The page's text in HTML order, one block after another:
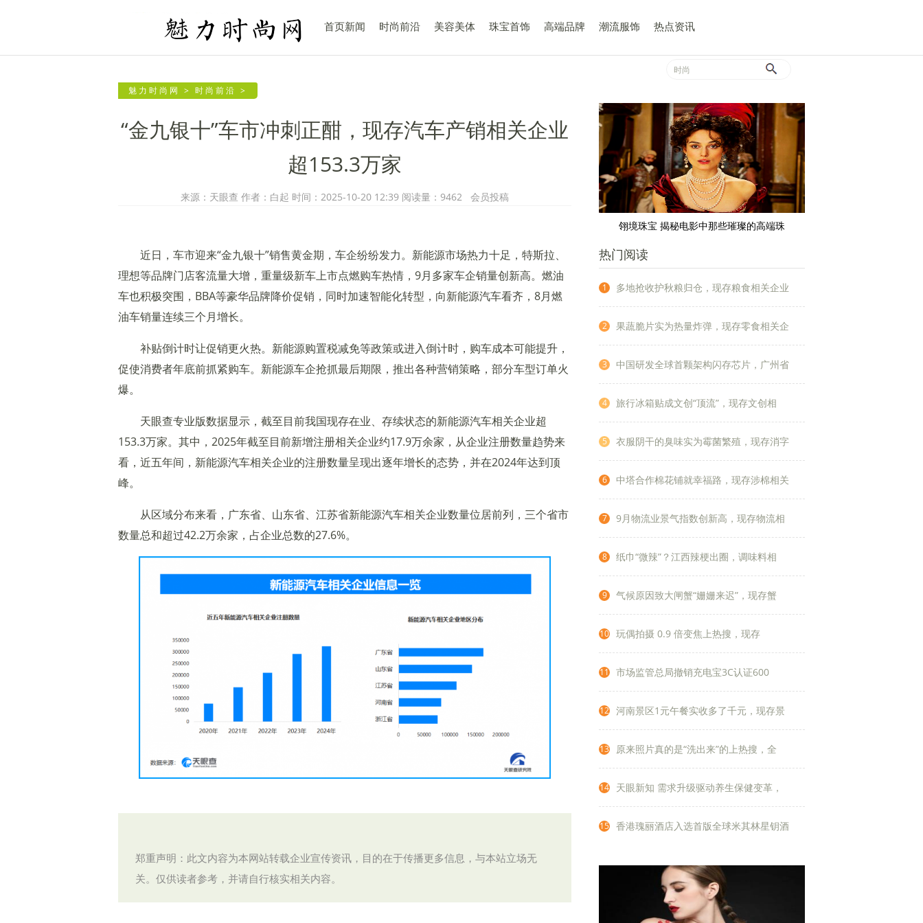
首页新闻 时尚前沿 美容美体 珠宝首饰 高端品牌 潮流服饰 热点资讯
魅力时尚网 > 时尚前沿 >
“金九银十”车市冲刺正酣，现存汽车产销相关企业
超153.3万家
来源：天眼查 作者：白起 时间：2025-10-20 12:39 阅读量：9462 会员投稿
近日，车市迎来“金九银十”销售黄金期，车企纷纷发力。新能源市场热力十足，特斯拉、
理想等品牌门店客流量大增，重量级新车上市点燃购车热情，9月多家车企销量创新高。燃油
车也积极突围，BBA等豪华品牌降价促销，同时加速智能化转型，向新能源汽车看齐，8月燃
油车销量连续三个月增长。
补贴倒计时让促销更火热。新能源购置税减免等政策或进入倒计时，购车成本可能提升，
促使消费者年底前抓紧购车。新能源车企抢抓最后期限，推出各种营销策略，部分车型订单火
爆。
天眼查专业版数据显示，截至目前我国现存在业、存续状态的新能源汽车相关企业超
153.3万家。其中，2025年截至目前新增注册相关企业约17.9万余家，从企业注册数量趋势来
看，近五年间，新能源汽车相关企业的注册数量呈现出逐年增长的态势，并在2024年达到顶
峰。
从区域分布来看，广东省、山东省、江苏省新能源汽车相关企业数量位居前列，三个省市
数量总和超过42.2万余家，占企业总数的27.6%。
郑重声明：此文内容为本网站转载企业宣传资讯，目的在于传播更多信息，与本站立场无
关。仅供读者参考，并请自行核实相关内容。
翎境珠宝 揭秘电影中那些璀璨的高端珠
热门阅读
1 多地抢收护秋粮归仓，现存粮食相关企业
2 果蔬脆片实为热量炸弹，现存零食相关企
3 中国研发全球首颗架构闪存芯片，广州省
4 旅行冰箱贴成文创“顶流”，现存文创相
5 衣服阴干的臭味实为霉菌繁殖，现存消字
6 中塔合作棉花铺就幸福路，现存涉棉相关
7 9月物流业景气指数创新高，现存物流相
8 纸巾“微辣”？江西辣梗出圈，调味料相
9 气候原因致大闸蟹“姗姗来迟”，现存蟹
10 玩偶拍摄 0.9 倍变焦上热搜，现存
11 市场监管总局撤销充电宝3C认证600
12 河南景区1元午餐实收多了千元，现存景
13 原来照片真的是“洗出来”的上热搜，全
14 天眼新知 需求升级驱动养生保健变革，
15 香港瑰丽酒店入选首版全球米其林星钥酒